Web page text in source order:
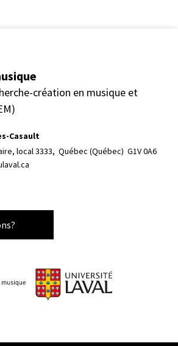
création en musique et
Casault
local 3333, Québec (Québec)  G1V 0A6